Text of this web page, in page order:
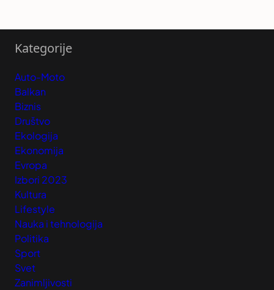
Kategorije
Auto-Moto
Balkan
Biznis
Društvo
Ekologija
Ekonomija
Evropa
Izbori 2023
Kultura
Lifestyle
Nauka i tehnologija
Politika
Sport
Svet
Zanimljivosti